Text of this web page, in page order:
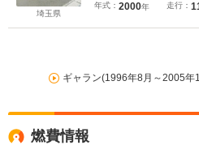
埼玉県
年式： 2000年
走行：
ギャラン(1996年8月～2005年
燃費情報